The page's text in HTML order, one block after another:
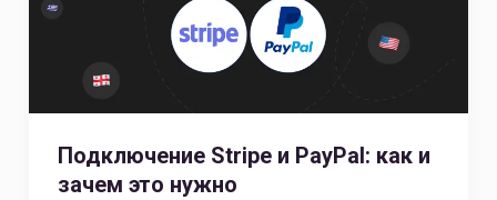
Подключение Stripe и PayPal: как и
зачем это нужно